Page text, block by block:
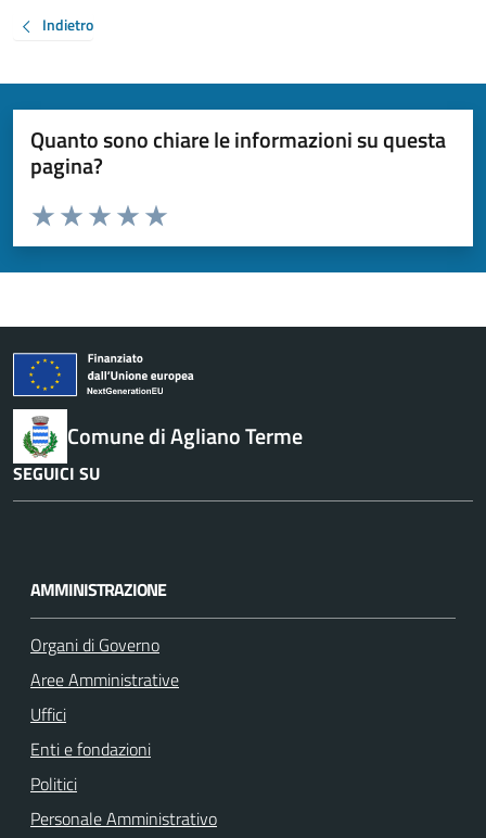
Indietro
Quanto sono chiare le informazioni su questa
pagina?
Valuta da 1 a 5 stelle la pagina
Valuta 5 stelle su 5
Valuta 4 stelle su 5
Valuta 3 stelle su 5
Valuta 2 stelle su 5
Valuta 1 stelle su 5
Comune di Agliano Terme
SEGUICI SU
c
o
o
k
s
a
g
r
m
AMMINISTRAZIONE
Organi di Governo
Aree Amministrative
Uffici
Enti e fondazioni
Politici
Personale Amministrativo